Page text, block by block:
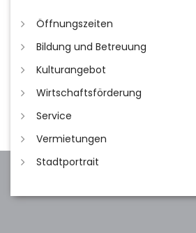
Öffnungszeiten
Bildung und Betreuung
Kulturangebot
Wirtschaftsförderung
Service
Vermietungen
Stadtportrait